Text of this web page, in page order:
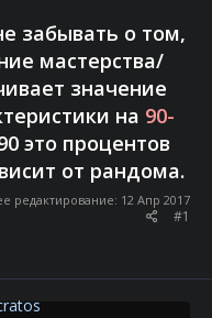
забывать о том,
мастерства/
значение
на 90-
это процентов
от рандома.
редактирование: 12 Апр 2017
#1